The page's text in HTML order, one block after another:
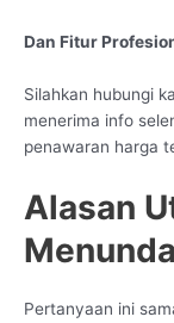
Dan Fitur
Silahkan hubungi
menerima info
penawaran harga
Alasan
Pertanyaan ini